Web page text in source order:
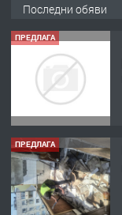
Последни обяви
ПРЕДЛАГА
ПРЕДЛАГА